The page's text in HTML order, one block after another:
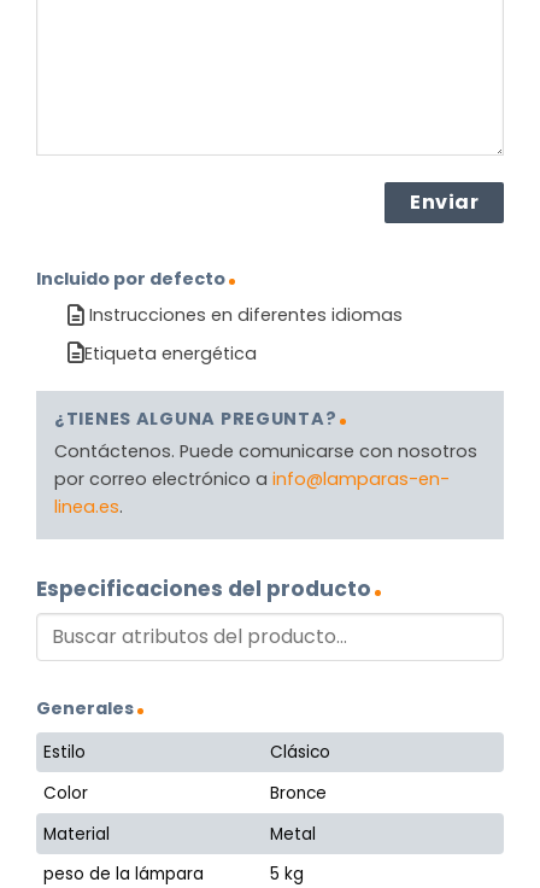
Incluido por defecto
Instrucciones en diferentes idiomas
Etiqueta energética
¿TIENES ALGUNA PREGUNTA?
Contáctenos. Puede comunicarse con nosotros
por correo electrónico a info@lamparas-en-
linea.es.
Especificaciones del producto
Generales
Estilo
Clásico
Color
Bronce
Material
Metal
peso de la lámpara
5 kg